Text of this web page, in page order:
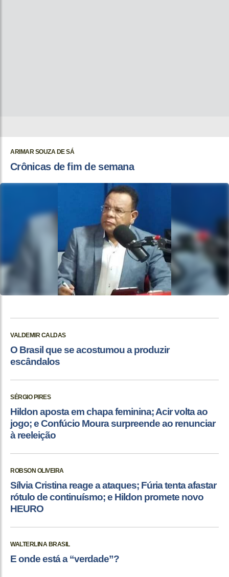
ARIMAR SOUZA DE SÁ
Crônicas de fim de semana
VALDEMIR CALDAS
O Brasil que se acostumou a produzir
escândalos
SÉRGIO PIRES
Hildon aposta em chapa feminina; Acir volta ao
jogo; e Confúcio Moura surpreende ao renunciar
à reeleição
ROBSON OLIVEIRA
Sílvia Cristina reage a ataques; Fúria tenta afastar
rótulo de continuísmo; e Hildon promete novo
HEURO
WALTERLINA BRASIL
E onde está a “verdade”?